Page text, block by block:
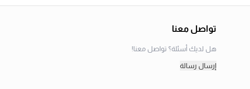
تواصل معنا
هل لديك أسئلة؟ تواصل معنا!
إرسال رسالة